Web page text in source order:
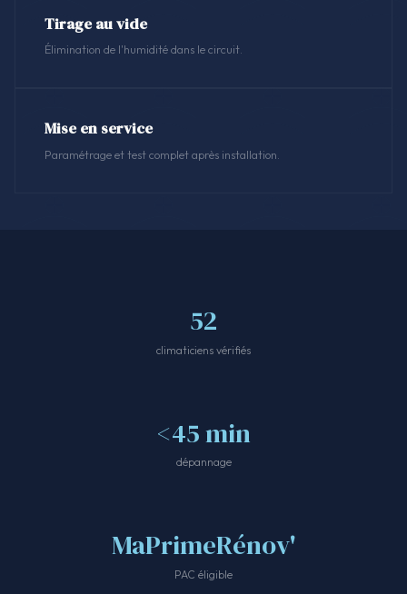
Tirage au vide
Élimination de l'humidité dans le circuit.
Mise en service
Paramétrage et test complet après installation.
52
climaticiens vérifiés
<45 min
dépannage
MaPrimeRénov'
PAC éligible